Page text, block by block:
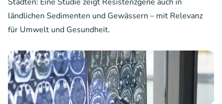
ländlichen Sedimenten und Gewässern – mit Relevanz
für Umwelt und Gesundheit.